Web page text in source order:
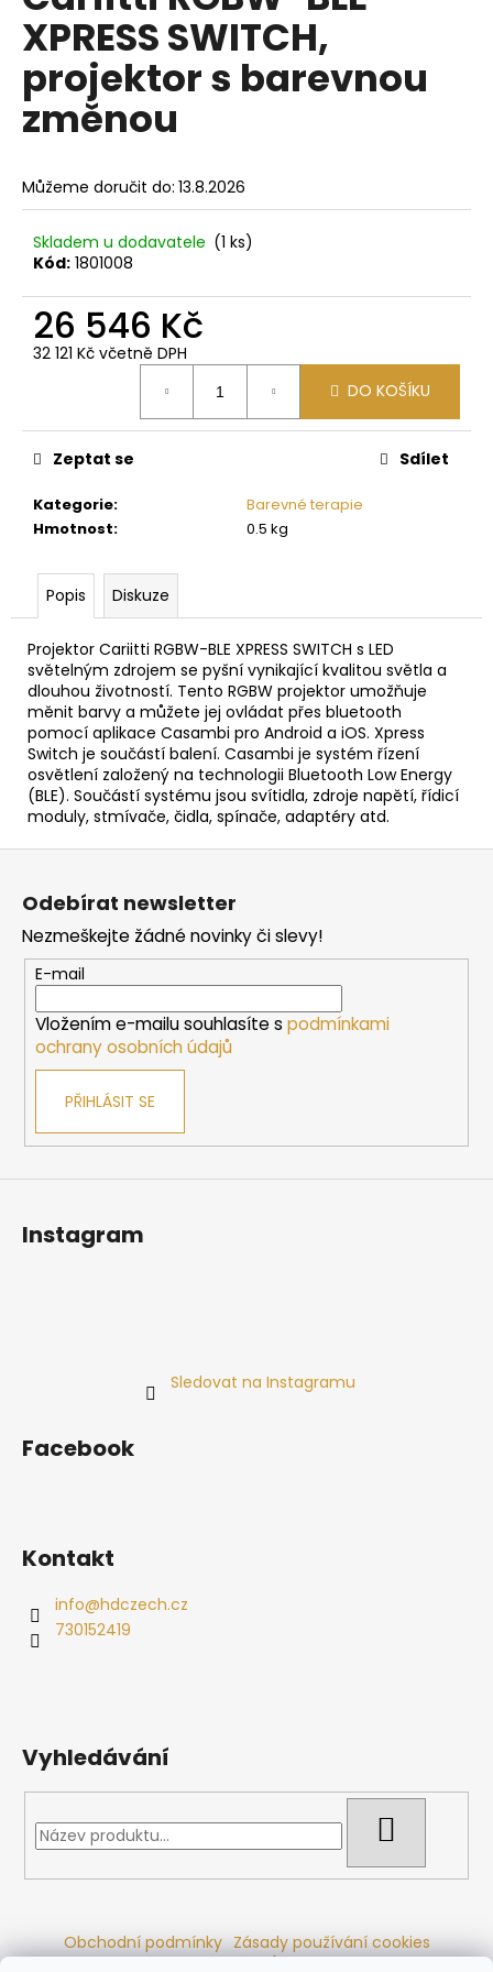
0,0
z
5
hvězdiček.
XPRESS SWITCH,
projektor s barevnou
změnou
Můžeme doručit do: 13.8.2026
Skladem u dodavatele (1 ks)
Kód: 1801008
26 546 Kč
32 121 Kč včetně DPH
DO KOŠÍKU
Kategorie:
Barevné terapie
Hmotnost: 0.5 kg
Zeptat se Sdílet
Popis Diskuze
Projektor Cariitti RGBW-BLE XPRESS SWITCH s LED
světelným zdrojem se pyšní vynikající kvalitou světla a
dlouhou životností. Tento RGBW projektor umožňuje
měnit barvy a můžete jej ovládat přes bluetooth
pomocí aplikace Casambi pro Android a iOS. Xpress
Switch je součástí balení. Casambi je systém řízení
osvětlení založený na technologii Bluetooth Low Energy
(BLE). Součástí systému jsou svítidla, zdroje napětí, řídicí
moduly, stmívače, čidla, spínače, adaptéry atd.
a
j
t
?
HLEDAT
D
o
u
č
u
e
SAUNOVÁ
KAMNA
HARVIA
CILINDRO
PC90
-
STEEL
10
225
Z
Odebírat newsletter
Nezmeškejte žádné novinky či slevy!
E-mail
Vložením e-mailu souhlasíte s podmínkami
ochrany osobních údajů
PŘIHLÁSIT SE
Instagram
Sledovat na Instagramu
Facebook
Kontakt
info@hdczech.cz
730152419
Vyhledávání
Obchodní podmínky Zásady používání cookies
Ochrana osobních údajů Dřevěné sauny